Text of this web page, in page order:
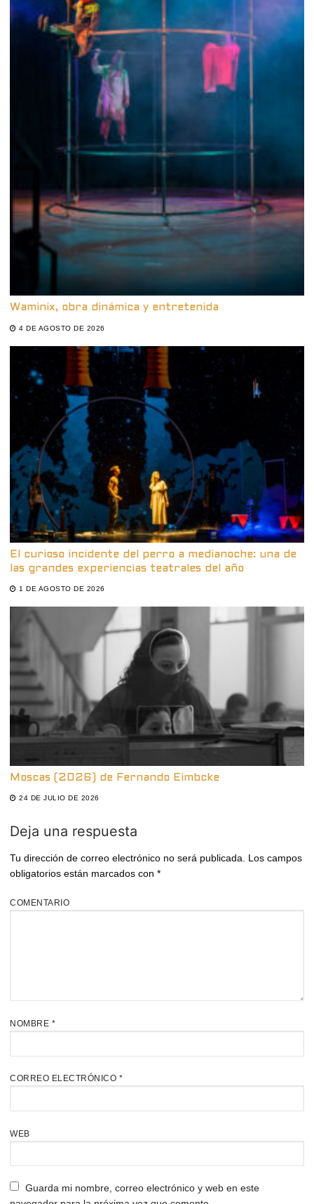
Waminix, obra dinámica y entretenida
4 DE AGOSTO DE 2026
El curioso incidente del perro a medianoche: una de
las grandes experiencias teatrales del año
1 DE AGOSTO DE 2026
Moscas (2026) de Fernando Eimbcke
24 DE JULIO DE 2026
Deja una respuesta
Tu dirección de correo electrónico no será publicada.
Los campos
obligatorios están marcados con *
COMENTARIO
NOMBRE *
CORREO ELECTRÓNICO *
WEB
Guarda mi nombre, correo electrónico y web en este